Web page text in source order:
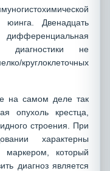
юинга. Двенадцать
диагностики не
круглоклеточных
на самом деле так
опухоль крестца,
строения. При
характерны
который
диагноз является